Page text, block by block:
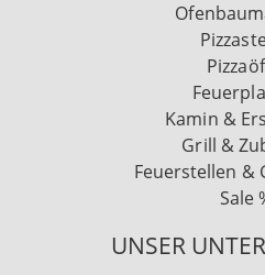
Kamin &
Grill &
Feuerstellen &
Sale
UNSER